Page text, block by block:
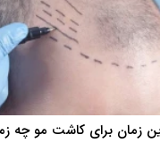
زمان برای کاشت مو چه